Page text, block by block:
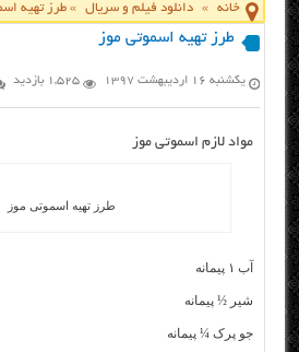
خانه » دانلود فیلم و سریال »طرز تهیه
طرز تهیه اسموتی موز
یکشنبه ۱۶ اردیبهشت ۱۳۹۷ 1,525 بازدید
مواد لازم اسموتی موز
طرز تهیه اسموتی موز
آب ۱ پیمانه
شیر ½ پیمانه
جو پرک ¼ پیمانه